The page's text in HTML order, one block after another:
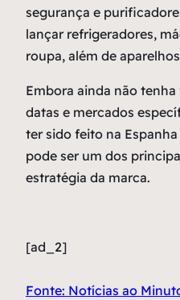
segurança e
lançar refrigeradores,
roupa, além de
Embora ainda não
datas e mercados
ter sido feito na
pode ser um dos
estratégia da marca.
[ad_2]
Fonte: Notícias ao